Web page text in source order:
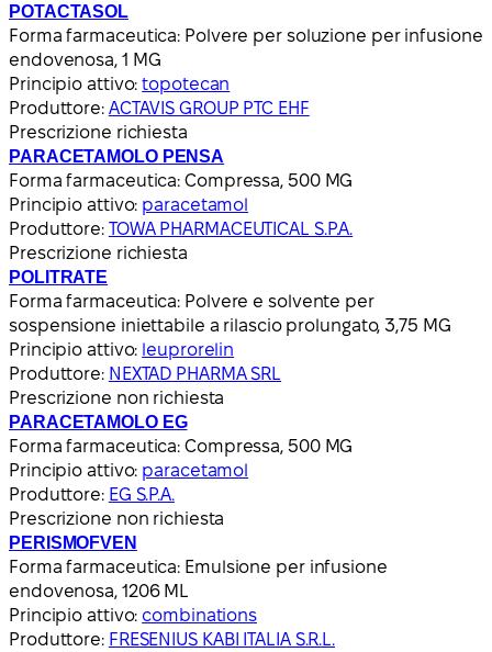
POTACTASOL
Forma farmaceutica: Polvere per soluzione per infusione
endovenosa, 1 MG
Principio attivo:topotecan
Produttore: ACTAVIS GROUP PTC EHF
Prescrizione richiesta
PARACETAMOLO PENSA
Forma farmaceutica: Compressa, 500 MG
Principio attivo: paracetamol
Produttore: TOWA PHARMACEUTICAL S.P.A.
Prescrizione richiesta
POLITRATE
Forma farmaceutica: Polvere e solvente per
sospensione iniettabile a rilascio prolungato, 3,75 MG
Principio attivo: leuprorelin
Produttore: NEXTAD PHARMA SRL
Prescrizione non richiesta
PARACETAMOLO EG
Forma farmaceutica: Compressa, 500 MG
Principio attivo: paracetamol
Produttore: EG S.P.A.
Prescrizione non richiesta
PERISMOFVEN
Forma farmaceutica: Emulsione per infusione
endovenosa, 1206 ML
Principio attivo: combinations
Produttore: FRESENIUS KABI ITALIA S.R.L.